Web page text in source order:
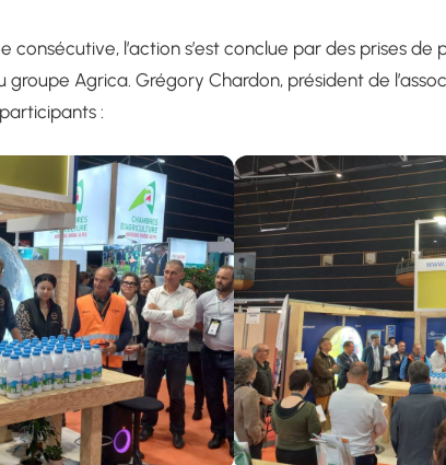
consécutive, l’action s’est conclue par des prises
groupe Agrica. Grégory Chardon, président de
: